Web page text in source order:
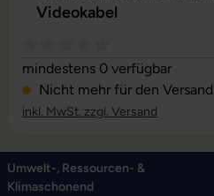
Videokabel
Durchschnittliche Bewertung
mindestens 0 verfügbar
Nicht mehr für den
inkl. MwSt. zzgl. Versand
Umwelt-, Ressourcen- &
Klimaschonend